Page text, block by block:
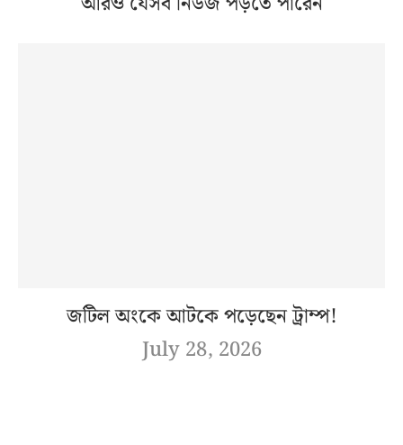
জটিল অংকে আটকে পড়েছেন ট্রাম্প!
July 28, 2026